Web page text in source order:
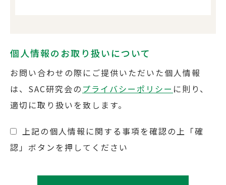
個人情報のお取り扱いについて
お問い合わせの際にご提供いただいた個人情報
は、SAC研究会の プライバシーポリシー に則り、
適切に取り扱いを致します。
上記の個人情報に関する事項を確認の上「確
認」ボタンを押してください